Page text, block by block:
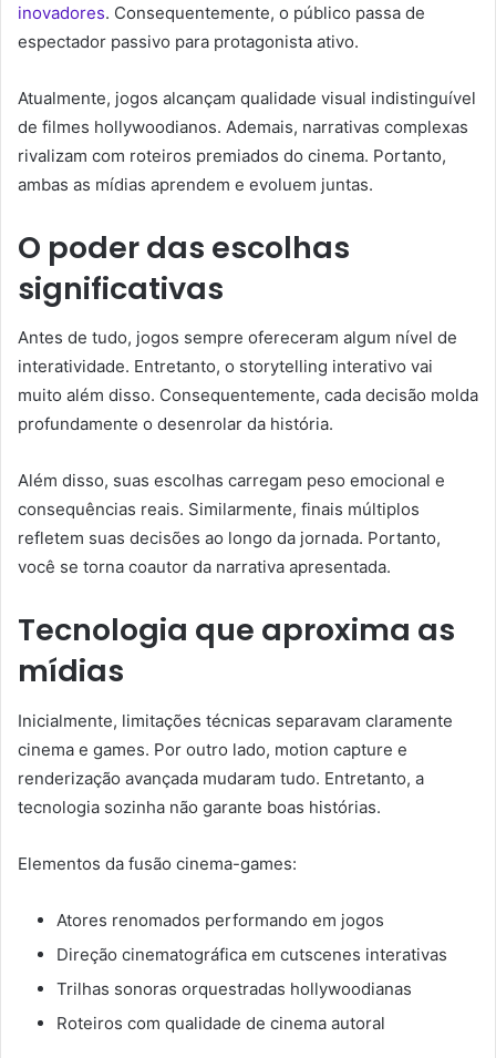
inovadores. Consequentemente, o público passa de
espectador passivo para protagonista ativo.
Atualmente, jogos alcançam qualidade visual indistinguível
de filmes hollywoodianos. Ademais, narrativas complexas
rivalizam com roteiros premiados do cinema. Portanto,
ambas as mídias aprendem e evoluem juntas.
O poder das escolhas
significativas
Antes de tudo, jogos sempre ofereceram algum nível de
interatividade. Entretanto, o storytelling interativo vai
muito além disso. Consequentemente, cada decisão molda
profundamente o desenrolar da história.
Além disso, suas escolhas carregam peso emocional e
consequências reais. Similarmente, finais múltiplos
refletem suas decisões ao longo da jornada. Portanto,
você se torna coautor da narrativa apresentada.
Tecnologia que aproxima as
mídias
Inicialmente, limitações técnicas separavam claramente
cinema e games. Por outro lado, motion capture e
renderização avançada mudaram tudo. Entretanto, a
tecnologia sozinha não garante boas histórias.
Elementos da fusão cinema-games:
Atores renomados performando em jogos
Direção cinematográfica em cutscenes interativas
Trilhas sonoras orquestradas hollywoodianas
Roteiros com qualidade de cinema autoral